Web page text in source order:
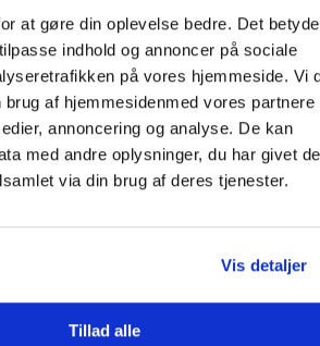
at gøre din oplevelse bedre. Det
indhold og annoncer på sociale
på vores hjemmeside. Vi
af hjemmesidenmed vores partnere
annoncering og analyse. De kan
med andre oplysninger, du har givet
via din brug af deres tjenester.
Vis detaljer
Tillad alle